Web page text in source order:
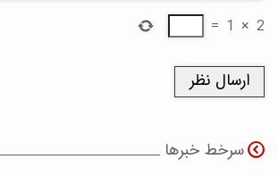
2
×
1
=
سرخط خبرها